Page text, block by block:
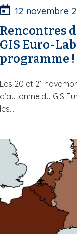
12 novembre
Rencontres
GIS Euro-
programme !
Les 20 et 21
d’automne du GIS
les...